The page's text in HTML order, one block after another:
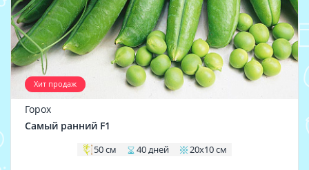
Хит продаж
Горох
Самый ранний F1
50 см 40 дней 20х10 см